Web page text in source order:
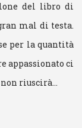
del libro di
mal di testa.
per la quantità
appassionato ci
non riuscirà…